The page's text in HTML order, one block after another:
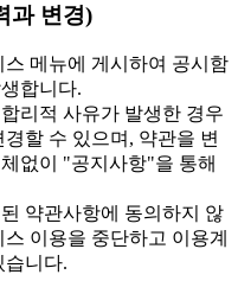
과 변경)
메뉴에 게시하여 공시함
합니다.
리적 사유가 발생한 경우
할 수 있으며, 약관을 변
없이 "공지사항"을 통해
약관사항에 동의하지 않
이용을 중단하고 이용계
습니다.